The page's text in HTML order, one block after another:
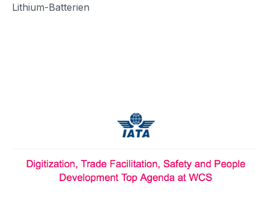
Lithium-Batterien